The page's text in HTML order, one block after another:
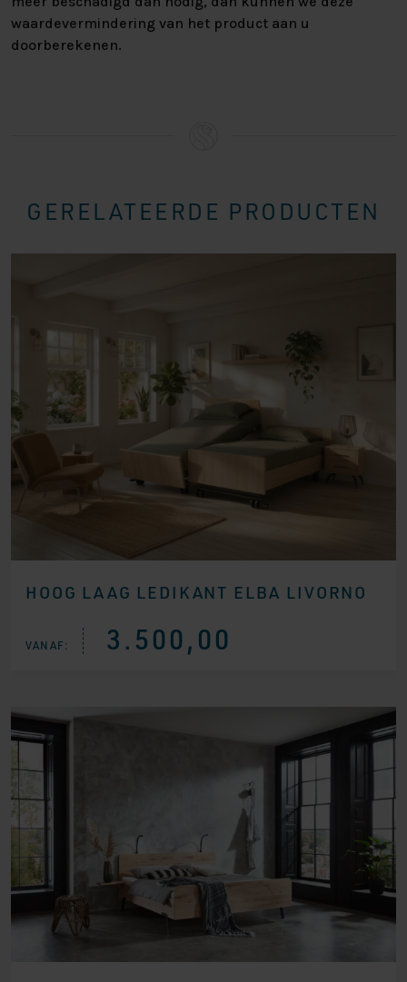
waardevermindering van het product aan u
doorberekenen.
GERELATEERDE PRODUCTEN
HOOG LAAG LEDIKANT ELBA LIVORNO
VANAF: 3.500,00